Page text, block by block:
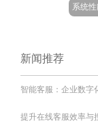
系统
新闻推荐
智能客服：企业数字
提升在线客服效率与